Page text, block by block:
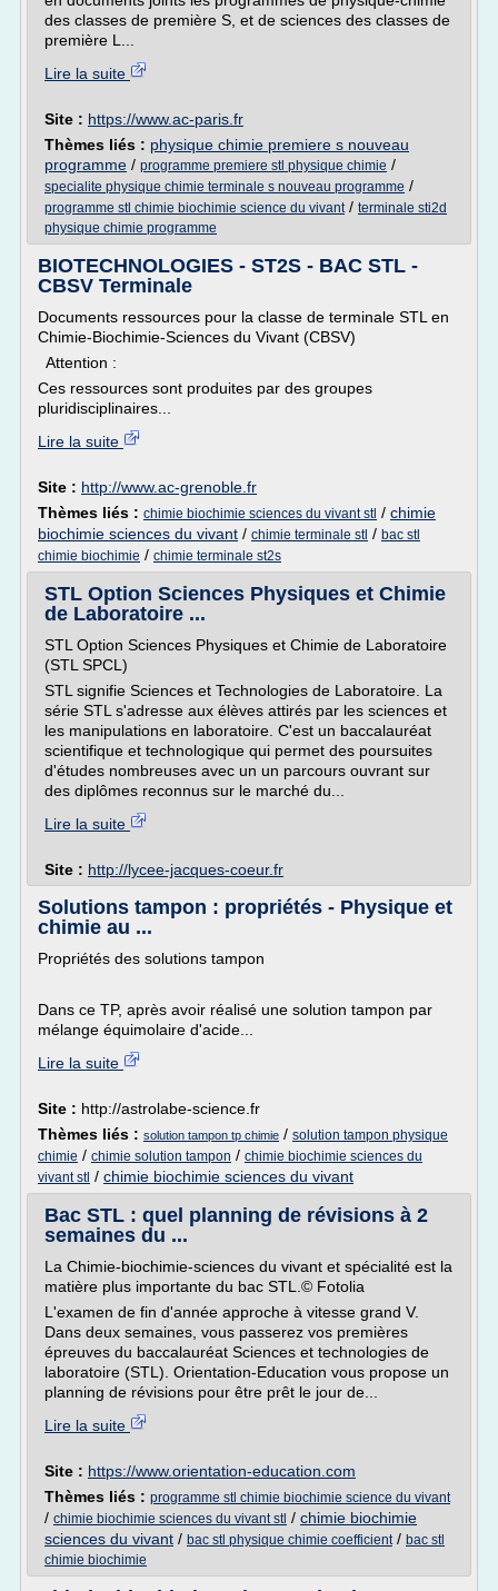
des classes de première S, et de sciences des classes de
première L...
Lire la suite
Site : https://www.ac-paris.fr
Thèmes liés : physique chimie premiere s nouveau
programme / programme premiere stl physique chimie /
specialite physique chimie terminale s nouveau programme /
programme stl chimie biochimie science du vivant/ terminale sti2d
physique chimie programme
BIOTECHNOLOGIES - ST2S - BAC STL -
CBSV Terminale
Documents ressources pour la classe de terminale STL en
Chimie-Biochimie-Sciences du Vivant (CBSV)
Attention :
Ces ressources sont produites par des groupes
pluridisciplinaires...
Lire la suite
Site : http://www.ac-grenoble.fr
Thèmes liés : chimie biochimie sciences du vivant stl / chimie
biochimie sciences du vivant / chimie terminale stl / bac stl
chimie biochimie / chimie terminale st2s
STL Option Sciences Physiques et Chimie
de Laboratoire ...
STL Option Sciences Physiques et Chimie de Laboratoire
(STL SPCL)
STL signifie Sciences et Technologies de Laboratoire. La
série STL s'adresse aux élèves attirés par les sciences et
les manipulations en laboratoire. C'est un baccalauréat
scientifique et technologique qui permet des poursuites
d'études nombreuses avec un un parcours ouvrant sur
des diplômes reconnus sur le marché du...
Lire la suite
Site : http://lycee-jacques-coeur.fr
Solutions tampon : propriétés - Physique et
chimie au ...
Propriétés des solutions tampon
Dans ce TP, après avoir réalisé une solution tampon par
mélange équimolaire d'acide...
Lire la suite
Site : http://astrolabe-science.fr
Thèmes liés : solution tampon tp chimie / solution tampon physique
chimie / chimie solution tampon / chimie biochimie sciences du
vivant stl / chimie biochimie sciences du vivant
Bac STL : quel planning de révisions à 2
semaines du ...
La Chimie-biochimie-sciences du vivant et spécialité est la
matière plus importante du bac STL.© Fotolia
L'examen de fin d'année approche à vitesse grand V.
Dans deux semaines, vous passerez vos premières
épreuves du baccalauréat Sciences et technologies de
laboratoire (STL). Orientation-Education vous propose un
planning de révisions pour être prêt le jour de...
Lire la suite
Site : https://www.orientation-education.com
Thèmes liés : programme stl chimie biochimie science du vivant
/ chimie biochimie sciences du vivant stl / chimie biochimie
sciences du vivant / bac stl physique chimie coefficient/ bac stl
chimie biochimie